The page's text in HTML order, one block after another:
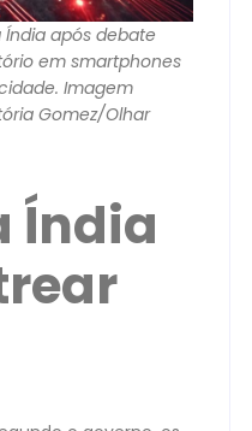
após debate
em smartphones
Imagem
Gomez/Olhar
Índia